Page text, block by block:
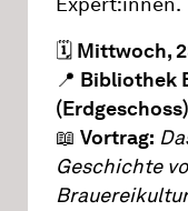
🗓️ Mittwoch,
📍 Bibliothek
(Erdgeschoss)
📖 Vortrag:
Geschichte
Brauereikultur